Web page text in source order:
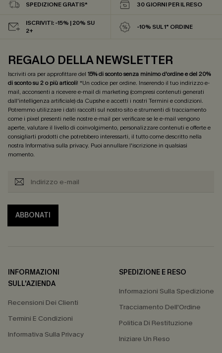
SPEDIZIONE GRATIS* 30 GIORNI PER IL RESO
ISCRIVITI: -15% | 20% SU
2+
-10% SUL 1° ORDINE
REGALO DELLA NEWSLETTER
Iscriviti ora per approfittare del 15% di sconto senza minimo d'ordine e del 20%
di sconto su 2 o più articoli! *Un codice per ordine. Inserendo il tuo indirizzo e-
mail, acconsenti a ricevere e-mail di marketing (compresi contenuti generati
dall'intelligenza artificiale) da Cupshe e accetti i nostri Termini e condizioni.
Potremmo utilizzare i dati raccolti sul nostro sito e strumenti di tracciamento
come i pixel presenti nelle nostre e-mail per verificare se le e-mail vengono
aperte, valutare il livello di coinvolgimento, personalizzare contenuti e offerte e
consigliarti prodotti che potrebbero interessarti, il tutto come descritto nella
nostra Informativa sulla privacy. Puoi annullare l'iscrizione in qualsiasi
momento.
ABBONATI
INFORMAZIONI
SULL'AZIENDA
Recensioni Dei Clienti
Termini E Condizioni
Informativa Sulla Privacy
SPEDIZIONE E RESO
Informazioni Sulla Spedizione
Tracciamento Dell'Ordine
Politica Di Restituzione
Iniziare Un Reso